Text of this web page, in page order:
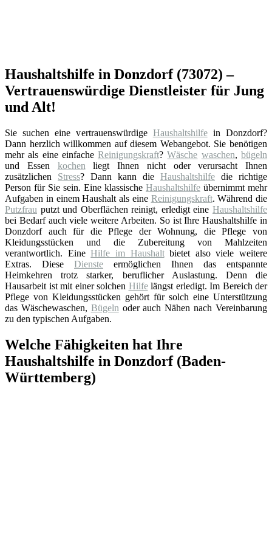
Haushaltshilfe in Donzdorf (73072) –
Vertrauenswürdige Dienstleister für Jung
und Alt!
Sie suchen eine vertrauenswürdige Haushaltshilfein Donzdorf?
Dann herzlich willkommen auf diesem Webangebot. Sie benötigen
mehr als eine einfacheReinigungskraft?Wäsche waschen,bügeln
und Essen kochen liegt Ihnen nicht oder verursacht Ihnen
zusätzlichen Stress? Dann kann die Haushaltshilfe die richtige
Person für Sie sein. Eine klassische Haushaltshilfe übernimmt mehr
Aufgaben in einem Haushalt als eine Reinigungskraft. Während die
Putzfrau putzt und Oberflächen reinigt, erledigt eine Haushaltshilfe
bei Bedarf auch viele weitere Arbeiten. So ist Ihre Haushaltshilfe in
Donzdorf auch für die Pflege der Wohnung, die Pflege von
Kleidungsstücken und die Zubereitung von Mahlzeiten
verantwortlich. EineHilfe im Haushaltbietet also viele weitere
Extras. Diese Dienste ermöglichen Ihnen das entspannte
Heimkehren trotz starker, beruflicher Auslastung. Denn die
Hausarbeit ist mit einer solchen Hilfelängst erledigt. Im Bereich der
Pflege von Kleidungsstücken gehört für solch eine Unterstützung
das Wäschewaschen, Bügeln oder auch Nähen nach Vereinbarung
zu den typischen Aufgaben.
Welche Fähigkeiten hat Ihre
Haushaltshilfe in Donzdorf (Baden-
Württemberg)